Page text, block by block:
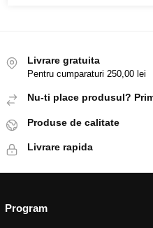
Livrare gratuita
Pentru cumparaturi 250,00 lei
Nu-ti place produsul?
Produse de calitate
Livrare rapida
Program